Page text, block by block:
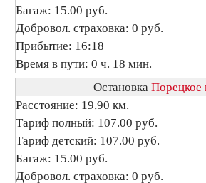
Багаж: 15.00 руб.
Добровол. страховка: 0 руб.
Прибытие: 16:18
Время в пути: 0 ч. 18 мин.
Остановка Порецкое
Расстояние: 19,90 км.
Тариф полный: 107.00 руб.
Тариф детский: 107.00 руб.
Багаж: 15.00 руб.
Добровол. страховка: 0 руб.